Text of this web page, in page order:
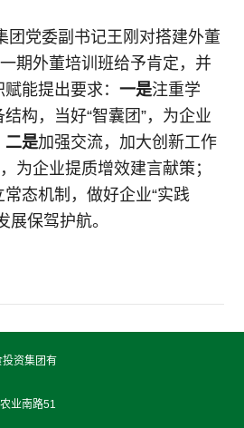
团党委副书记王刚对搭建外董
期外董培训班给予肯定，并
赋能提出要求：一是注重学
构，当好“智囊团”，为企业
二是加强交流，加大创新工作
为企业提质增效建言献策；
态机制，做好企业“实践
展保驾护航。
资集团有
业南路51